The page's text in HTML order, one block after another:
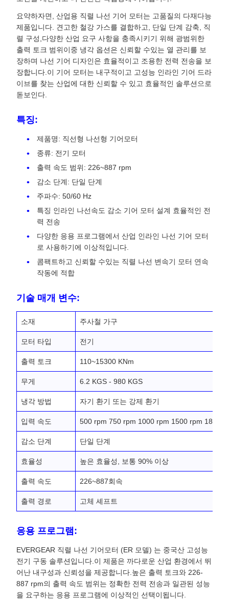
요약하자면, 산업용 직렬 나선 기어 모터는 고품질의 다재다능
제품입니다. 견고한 철강 가스를 결합하고, 단일 단계 감축, 직
렬 구성,다양한 산업 요구 사항을 충족시키기 위해 광범위한
출력 토크 범위이중 냉각 옵션은 신뢰할 수있는 열 관리를 보
장하며 나선 기어 디자인은 효율적이고 조용한 전력 전송을 보
장합니다.이 기어 모터는 내구적이고 고성능 인라인 기어 드라
이브를 찾는 산업에 대한 신뢰할 수 있고 효율적인 솔루션으로
돋보인다.
특징:
제품명: 직선형 나선형 기어모터
종류: 전기 모터
출력 속도 범위: 226~887 rpm
감소 단계: 단일 단계
주파수: 50/60 Hz
특징 인라인 나선속도 감소 기어 모터 설계 효율적인 전
력 전송
다양한 응용 프로그램에서 산업 인라인 나선 기어 모터
로 사용하기에 이상적입니다.
콤팩트하고 신뢰할 수있는 직렬 나선 변속기 모터 연속
작동에 적합
기술 매개 변수:
소재 주사철 가구
모터 타입 전기
출력 토크 110~15300 KNm
무게 6.2 KGS - 980 KGS
냉각 방법 자기 환기 또는 강제 환기
입력 속도 500 rpm 750 rpm 1000 rpm 1500 rpm 1800
감소 단계 단일 단계
효율성 높은 효율성, 보통 90% 이상
출력 속도 226~887회속
출력 경로 고체 셰프트
응용 프로그램:
EVERGEAR 직렬 나선 기어모터 (ER 모델) 는 중국산 고성능
전기 구동 솔루션입니다.이 제품은 까다로운 산업 환경에서 뛰
어난 내구성과 신뢰성을 제공합니다.높은 출력 토크와 226-
887 rpm의 출력 속도 범위는 정확한 전력 전송과 일관된 성능
을 요구하는 응용 프로그램에 이상적인 선택이됩니다.